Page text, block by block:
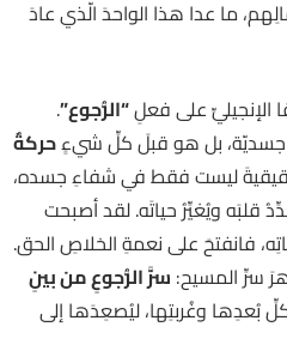
ما عدا هذا الواحدَ الّذي عادَ
الإنجيليِّ على فعلِ“الرُّجوع”.
جسديّة، بل هو قبلَ كلِّ شيءٍحركةٌ
ليست فقط في شفاءِ جسده،
قلبَه ويُغيِّرُ حياتَه. لقد أصبحت
فانفتحَ على نعمةِ الخلاصِ الحق.
سرِّ المسيح: سرَّ الرُّجوعِ من بينِ
بُعدِها وغُربتِها، ليُصعِدَها إلى